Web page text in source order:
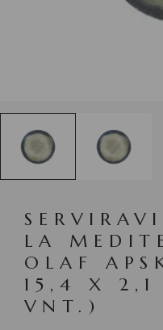
LA
OLAF
15,4 X
VNT.)